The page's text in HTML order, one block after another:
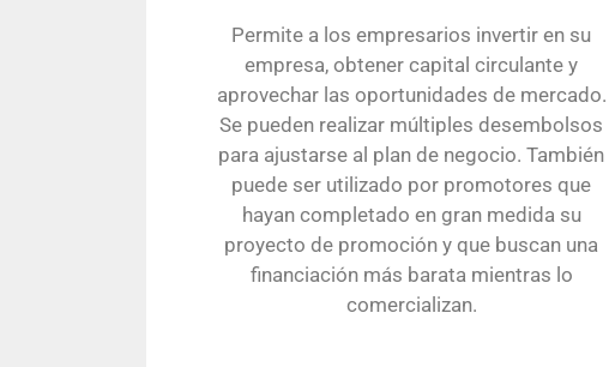
Permite a los empresarios invertir en su
empresa, obtener capital circulante y
aprovechar las oportunidades de mercado.
Se pueden realizar múltiples desembolsos
para ajustarse al plan de negocio. También
puede ser utilizado por promotores que
hayan completado en gran medida su
proyecto de promoción y que buscan una
financiación más barata mientras lo
comercializan.